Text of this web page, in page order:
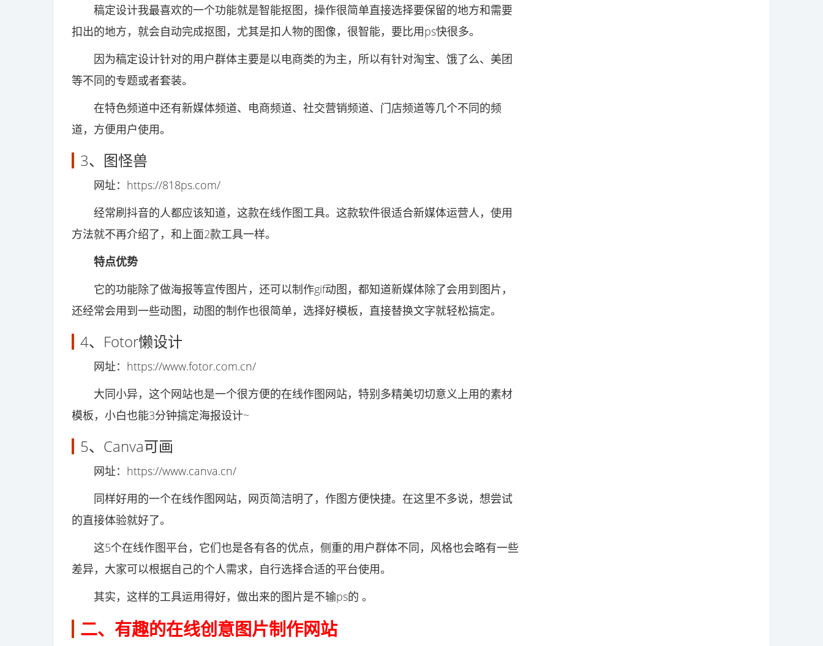
稿定设计我最喜欢的一个功能就是智能抠图，操作很简单直接选择要保留的地方和需要
扣出的地方，就会自动完成抠图，尤其是扣人物的图像，很智能，要比用ps快很多。
因为稿定设计针对的用户群体主要是以电商类的为主，所以有针对淘宝、饿了么、美团
等不同的专题或者套装。
在特色频道中还有新媒体频道、电商频道、社交营销频道、门店频道等几个不同的频
道，方便用户使用。
3、图怪兽
网址：https://818ps.com/
经常刷抖音的人都应该知道，这款在线作图工具。这款软件很适合新媒体运营人，使用
方法就不再介绍了，和上面2款工具一样。
特点优势
它的功能除了做海报等宣传图片，还可以制作gif动图，都知道新媒体除了会用到图片，
还经常会用到一些动图，动图的制作也很简单，选择好模板，直接替换文字就轻松搞定。
4、Fotor懒设计
网址：https://www.fotor.com.cn/
大同小异，这个网站也是一个很方便的在线作图网站，特别多精美切切意义上用的素材
模板，小白也能3分钟搞定海报设计~
5、Canva可画
网址：https://www.canva.cn/
同样好用的一个在线作图网站，网页简洁明了，作图方便快捷。在这里不多说，想尝试
的直接体验就好了。
这5个在线作图平台，它们也是各有各的优点，侧重的用户群体不同，风格也会略有一些
差异，大家可以根据自己的个人需求，自行选择合适的平台使用。
其实，这样的工具运用得好，做出来的图片是不输ps的 。
二、有趣的在线创意图片制作网站